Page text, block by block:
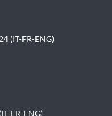
(IT-FR-ENG)
FR-ENG)